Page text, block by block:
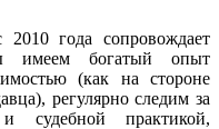
года сопровождает
имеем богатый опыт
(как на стороне
регулярно следим за
и судебной практикой,